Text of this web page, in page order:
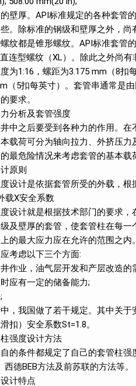
壁厚。API标准规定的各种套管
。除标准的钢级和壁厚之外，尚
纹都是锥形螺纹。API标准套管
直连型螺纹（XL）。除此之外尚有
为1:16，螺距为3.175 mm（8扣
（5扣每英寸）。套管串通常是
要求。
分析及套管强度
中之后要受到各种力的作用。
载荷可分为轴向拉力、外挤压
最危险情况来考虑套管的基本载
原则
设计是依据套管所受的外载，
载X安全系数
设计就是根据技术部门的要求
及壁厚的套管，使套管柱在每
的最大应力应在允许的范围之内。
考虑以下三个方面:
作业，油气层开发和产层改造的
应有一定的储备能力;
，我国做了若干规定。其中关于
扣）安全系数St=1.8。
强度设计方法
的条件都规定了自己的套管柱强
西德BEB方法及前苏联的方法等。
计特点